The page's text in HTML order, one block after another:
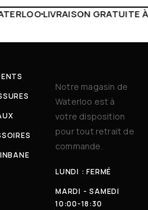
À PARTIR DE 150€LIVE
Notre magasin de
Waterloo est à
votre disposition
pour tout retrait de
commande.
LUNDI : FERMÉ
MARDI - SAMEDI
10:00-18:30